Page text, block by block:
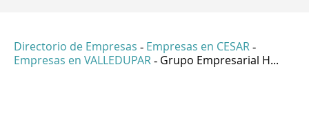
Directorio de Empresas - Empresas en CESAR -
Empresas en VALLEDUPAR - Grupo Empresarial H...